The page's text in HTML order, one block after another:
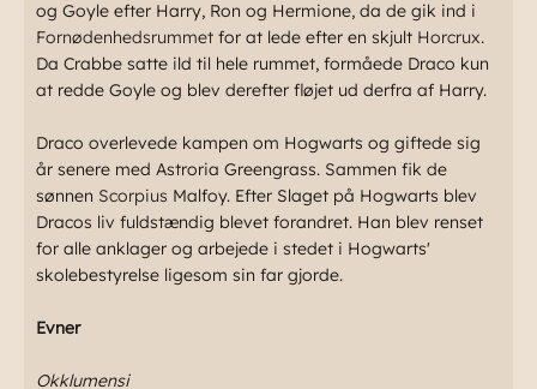
og Goyle efter Harry, Ron og Hermione, da de gik ind i
Fornødenhedsrummet for at lede efter en skjult Horcrux.
Da Crabbe satte ild til hele rummet, formåede Draco kun
at redde Goyle og blev derefter fløjet ud derfra af Harry.
Draco overlevede kampen om Hogwarts og giftede sig
år senere med Astroria Greengrass. Sammen fik de
sønnen Scorpius Malfoy. Efter Slaget på Hogwarts blev
Dracos liv fuldstændig blevet forandret. Han blev renset
for alle anklager og arbejede i stedet i Hogwarts'
skolebestyrelse ligesom sin far gjorde.
Evner
Okklumensi